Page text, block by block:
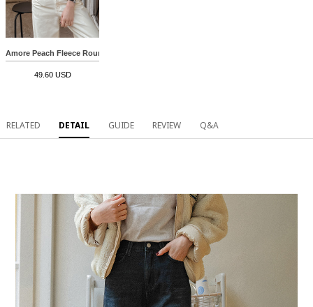
Amore Peach Fleece Round T-shirt
49.60 USD
RELATED DETAIL GUIDE REVIEW Q&A